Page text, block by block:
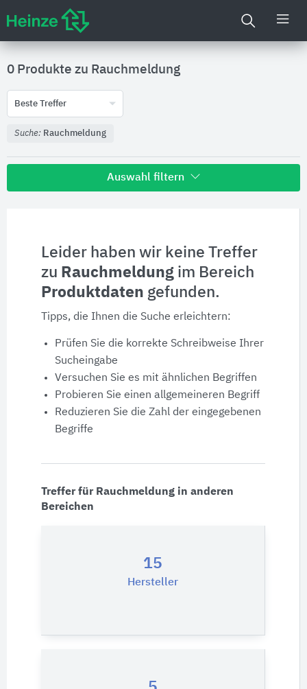
0 Produkte zu Rauchmeldung
Beste Treffer
Suche: Rauchmeldung
Auswahl filtern
Produktinformationen
Produktdaten
Ausschreibungstexte
CAD-Details
Architekturobjekte
Leider haben wir keine Treffer
zu Rauchmeldung im Bereich
Produktdaten gefunden.
Tipps, die Ihnen die Suche erleichtern:
Prüfen Sie die korrekte Schreibweise Ihrer
Sucheingabe
Versuchen Sie es mit ähnlichen Begriffen
Probieren Sie einen allgemeineren Begriff
Reduzieren Sie die Zahl der eingegebenen
Begriffe
Treffer für Rauchmeldung in anderen
Bereichen
15
Hersteller